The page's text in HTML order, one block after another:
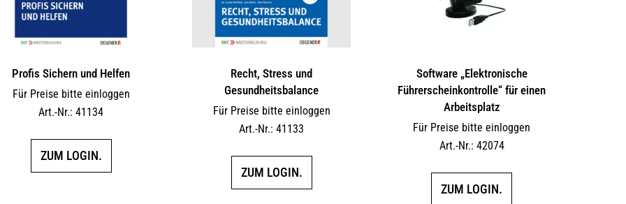
Profis Sichern und Helfen
Für Preise bitte einloggen
Art.-Nr.: 41134
ZUM LOGIN.
Recht, Stress und
Gesundheitsbalance
Für Preise bitte einloggen
Art.-Nr.: 41133
ZUM LOGIN.
Software „Elektronische
Führerscheinkontrolle“ für einen
Arbeitsplatz
Für Preise bitte einloggen
Art.-Nr.: 42074
ZUM LOGIN.